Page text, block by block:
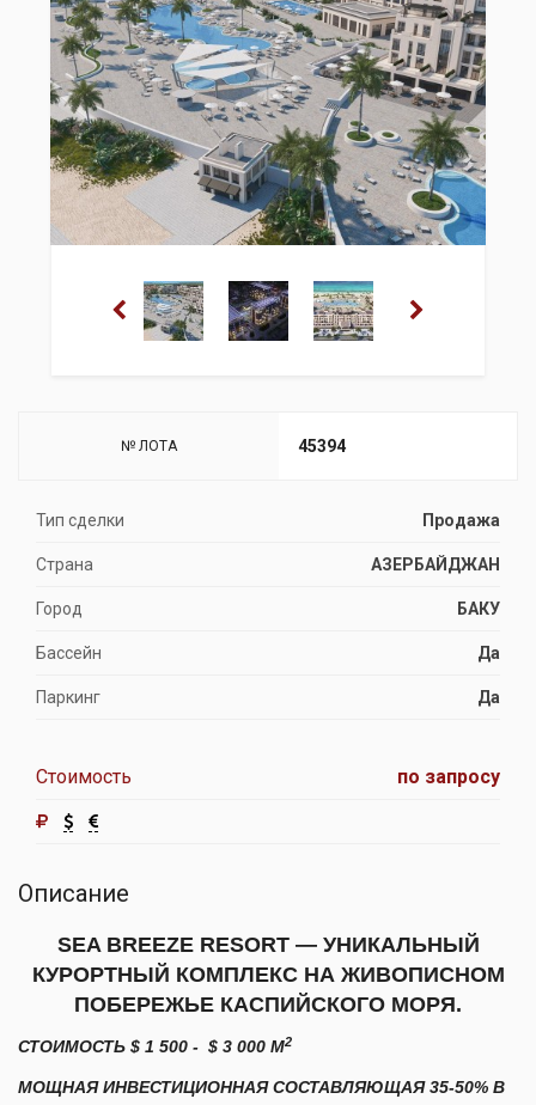
№ ЛОТА 45394
Тип сделки Продажа
Страна АЗЕРБАЙДЖАН
Город БАКУ
Бассейн Да
Паркинг Да
Стоимость по запросу
Описание
SEA BREEZE RESORT — УНИКАЛЬНЫЙ
КУРОРТНЫЙ КОМПЛЕКС НА ЖИВОПИСНОМ
ПОБЕРЕЖЬЕ КАСПИЙСКОГО МОРЯ.
СТОИМОСТЬ $ 1 500 - $ 3 000 М2
МОЩНАЯ ИНВЕСТИЦИОННАЯ СОСТАВЛЯЮЩАЯ 35-50% В